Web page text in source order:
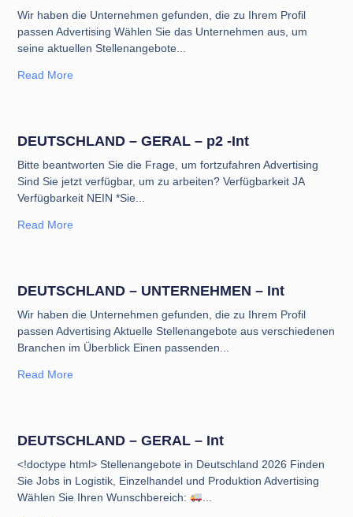
Wir haben die Unternehmen gefunden, die zu Ihrem Profil
passen Advertising Wählen Sie das Unternehmen aus, um
seine aktuellen Stellenangebote
Read More
DEUTSCHLAND – GERAL – p2 -Int
Bitte beantworten Sie die Frage, um fortzufahren Advertising
Sind Sie jetzt verfügbar, um zu arbeiten? Verfügbarkeit JA
Verfügbarkeit NEIN *Sie
Read More
DEUTSCHLAND – UNTERNEHMEN – Int
Wir haben die Unternehmen gefunden, die zu Ihrem Profil
passen Advertising Aktuelle Stellenangebote aus verschiedenen
Branchen im Überblick Einen passenden
Read More
DEUTSCHLAND – GERAL – Int
<!doctype html> Stellenangebote in Deutschland 2026 Finden
Sie Jobs in Logistik, Einzelhandel und Produktion Advertising
Wählen Sie Ihren Wunschbereich: